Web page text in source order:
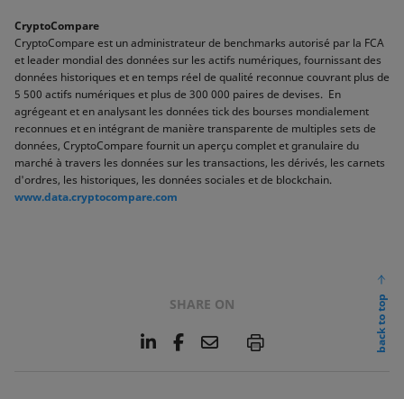
CryptoCompare
CryptoCompare est un administrateur de benchmarks autorisé par la FCA
et leader mondial des données sur les actifs numériques, fournissant des
données historiques et en temps réel de qualité reconnue couvrant plus de
5 500 actifs numériques et plus de 300 000 paires de devises. En
agrégeant et en analysant les données tick des bourses mondialement
reconnues et en intégrant de manière transparente de multiples sets de
données, CryptoCompare fournit un aperçu complet et granulaire du
marché à travers les données sur les transactions, les dérivés, les carnets
d'ordres, les historiques, les données sociales et de blockchain.
www.data.cryptocompare.com
SHARE ON
L
F
E
P
back to top